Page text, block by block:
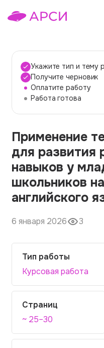
Темы работ
О сервисе
О компании
Наши гарантии
Порядок оплаты
Вопросы и ответы
Отзывы
Контакты
Укажите тип и тему
Получите черновик
Оплатите работу
Работа готова
Применение
для развития
навыков у
школьников
английского
6 января 2026 3
Тип работы
Курсовая работа
Страниц
~ 25–30